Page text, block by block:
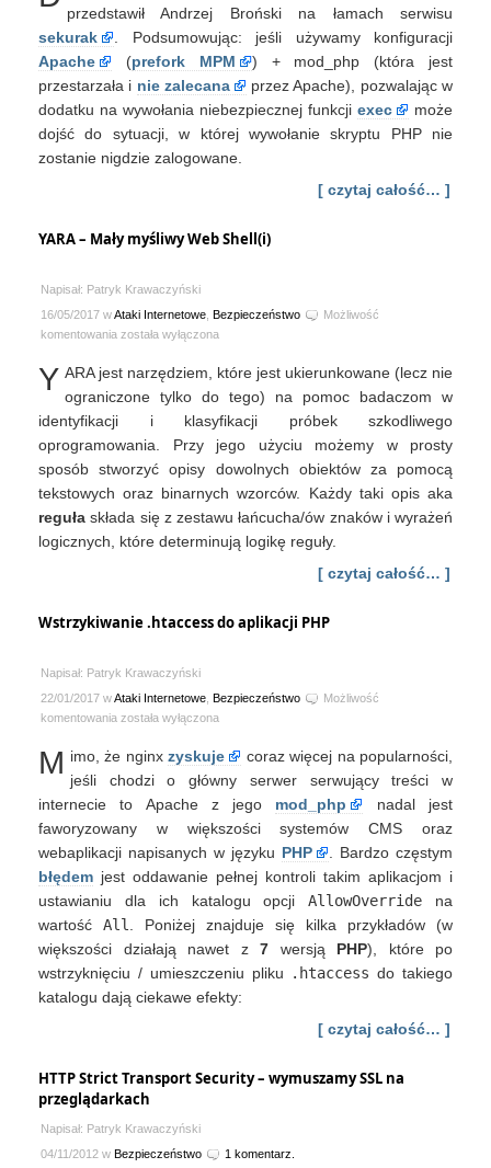
co
logowania
przedstawił Andrzej Broński na łamach serwisu
sekurak
. Podsumowując: jeśli używamy konfiguracji
Apache
(prefork MPM
) + mod_php (która jest
przestarzała i nie zalecana
przez Apache), pozwalając w
dodatku na wywołania niebezpiecznej funkcji exec
może
dojść do sytuacji, w której wywołanie skryptu PHP nie
zostanie nigdzie zalogowane.
[ czytaj całość… ]
YARA – Mały myśliwy Web Shell(i)
Napisał: Patryk Krawaczyński
16/05/2017 wAtaki Internetowe Bezpieczeństwo
Możliwość
komentowania YARA
Mały
myśliwy
została wyłączona
Y ARA jest narzędziem, które jest ukierunkowane (lecz nie
ograniczone tylko do tego) na pomoc badaczom w
identyfikacji i klasyfikacji próbek szkodliwego
oprogramowania. Przy jego użyciu możemy w prosty
sposób stworzyć opisy dowolnych obiektów za pomocą
tekstowych oraz binarnych wzorców. Każdy taki opis aka
reguła składa się z zestawu łańcucha/ów znaków i wyrażeń
logicznych, które determinują logikę reguły.
[ czytaj całość… ]
Wstrzykiwanie .htaccess do aplikacji PHP
Napisał: Patryk Krawaczyński
22/01/2017 wAtaki Internetowe Bezpieczeństwo
Możliwość
komentowania Wstrzykiwanie
do
aplikacji
została wyłączona
M imo, że nginxzyskuje
coraz więcej na popularności,
jeśli chodzi o główny serwer serwujący treści w
internecie to Apache z jego mod_php
nadal jest
faworyzowany w większości systemów CMS oraz
webaplikacji napisanych w języku PHP
. Bardzo częstym
błędem jest oddawanie pełnej kontroli takim aplikacjom i
ustawianiu dla ich katalogu opcjiAllowOverride na
wartość All
. Poniżej znajduje się kilka przykładów (w
większości działają nawet z 7 wersją PHP), które po
wstrzyknięciu / umieszczeniu pliku
.htaccess do takiego
katalogu dają ciekawe efekty:
[ czytaj całość… ]
HTTP Strict Transport Security – wymuszamy SSL na
przeglądarkach
Napisał: Patryk Krawaczyński
04/11/2012 w Bezpieczeństwo 1 komentarz.